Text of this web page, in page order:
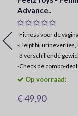
Advance..
-Helpt bij urineverlies, herstel
-3 verschillende gewichten: 125g,
-Check de combo-deals
Op voorraad:
€ 49,90